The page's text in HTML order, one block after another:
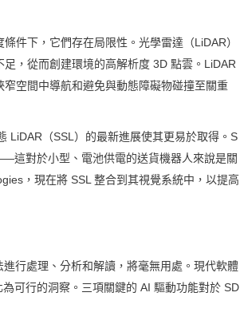
件下，它們存在局限性。光學雷達（LiDAR）
，從而創建環境的高解析度 3D 點雲。LiDAR
空間中導航和避免與動態障礙物碰撞至關重
LiDAR（SSL）的最新進展使其更易於取得。S
這對於小型、電池供電的送貨機器人來說是關
，現在將 SSL 整合到其視覺系統中，以提高
行處理、分析和解讀，將毫無用處。現代軟體
可行的洞察。三項關鍵的 AI 驅動功能對於 SD